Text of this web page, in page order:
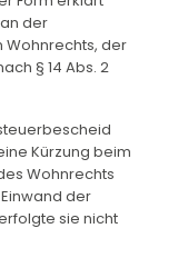
der
der
§ 14 Abs. 2
Kürzung beim
Wohnrechts
der
sie nicht